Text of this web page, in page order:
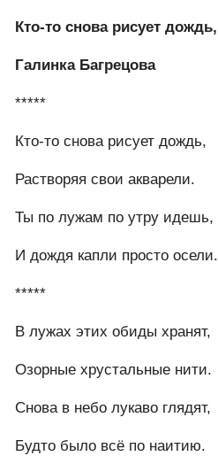
Кто-то снова рисует дождь,
Галинка Багрецова
*****
Кто-то снова рисует дождь,
Растворяя свои акварели.
Ты по лужам по утру идешь,
И дождя капли просто осели.
*****
В лужах этих обиды хранят,
Озорные хрустальные нити.
Снова в небо лукаво глядят,
Будто было всё по наитию.